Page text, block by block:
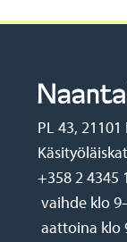
PL 43,
+358 2 4345
vaihde klo
aattoina klo